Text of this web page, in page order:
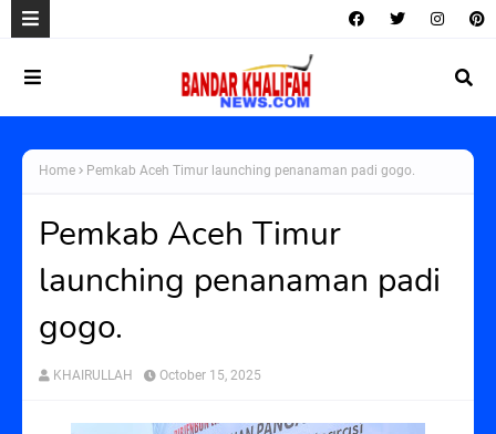
Home Pemkab Aceh Timur launching penanaman padi gogo.
Pemkab Aceh Timur
launching penanaman padi
gogo.
KHAIRULLAH October 15, 2025